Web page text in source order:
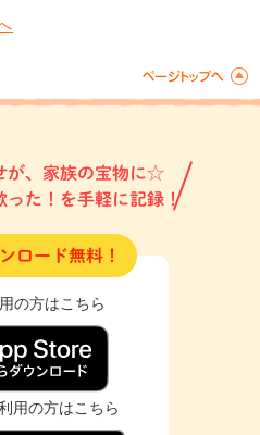
が、家族の宝物に☆
った！を手軽に記録！
ロード無料！
の方はこちら
用の方はこちら